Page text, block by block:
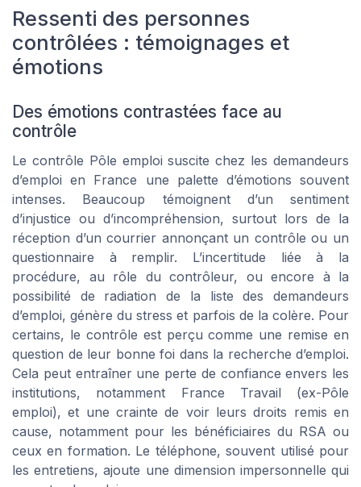
Ressenti des personnes
contrôlées : témoignages et
émotions
Des émotions contrastées face au
contrôle
Le contrôle Pôle emploi suscite chez les demandeurs
d’emploi en France une palette d’émotions souvent
intenses. Beaucoup témoignent d’un sentiment
d’injustice ou d’incompréhension, surtout lors de la
réception d’un courrier annonçant un contrôle ou un
questionnaire à remplir. L’incertitude liée à la
procédure, au rôle du contrôleur, ou encore à la
possibilité de radiation de la liste des demandeurs
d’emploi, génère du stress et parfois de la colère. Pour
certains, le contrôle est perçu comme une remise en
question de leur bonne foi dans la recherche d’emploi.
Cela peut entraîner une perte de confiance envers les
institutions, notamment France Travail (ex-Pôle
emploi), et une crainte de voir leurs droits remis en
cause, notamment pour les bénéficiaires du RSA ou
ceux en formation. Le téléphone, souvent utilisé pour
les entretiens, ajoute une dimension impersonnelle qui